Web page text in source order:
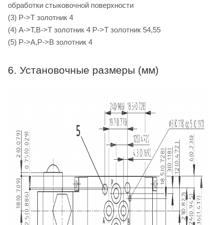
обработки стыковочной поверхности
(3) P->T золотник 4
(4) A->T,B->T золотник 4 P->T золотник 54,55
(5) P->A,P->B золотник 4
6. Установочные размеры (мм)